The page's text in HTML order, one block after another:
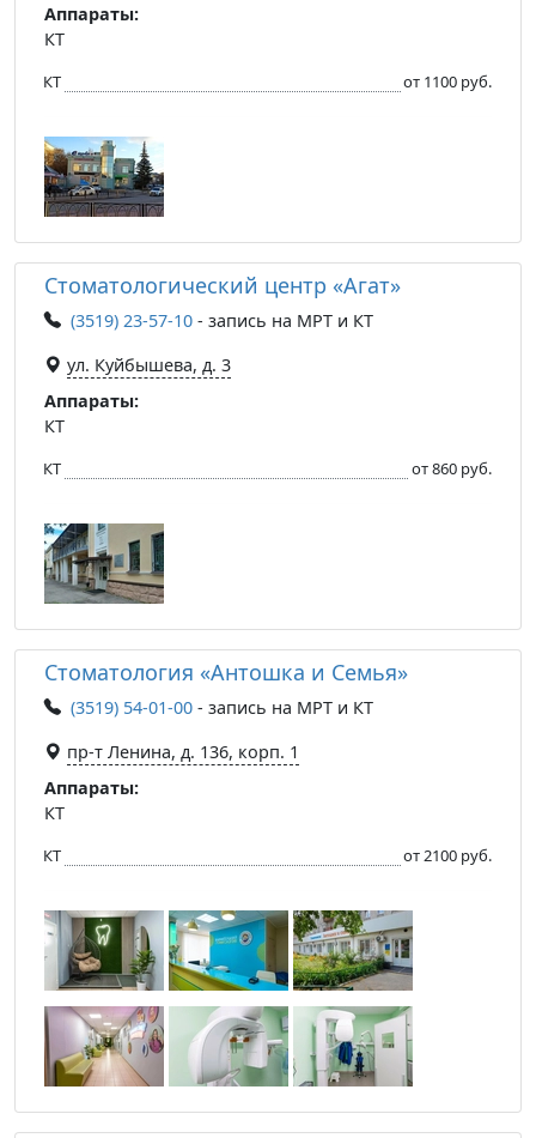
Аппараты:
КТ
КТ от 1100 руб.
Стоматологический центр «Агат»
(3519) 23-57-10 - запись на МРТ и КТ
ул. Куйбышева, д. 3
Аппараты:
КТ
КТ от 860 руб.
Стоматология «Антошка и Семья»
(3519) 54-01-00 - запись на МРТ и КТ
пр-т Ленина, д. 136, корп. 1
Аппараты:
КТ
КТ от 2100 руб.